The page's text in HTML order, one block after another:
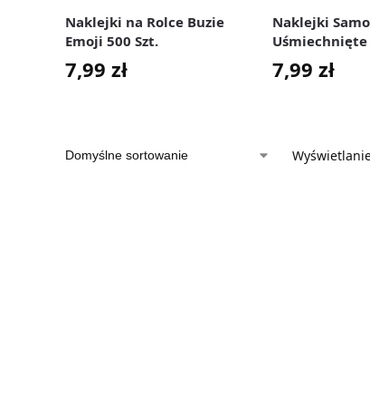
Naklejki na Rolce Buzie
Emoji 500 Szt.
7,99 zł
Naklejki
Uśmiechnięte
Rolce 500 szt.
7,99zł